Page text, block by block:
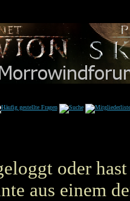
oder
aus einem